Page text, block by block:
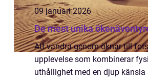
09 januari 2026
De mest unika
Att vandra genom öknar till
upplevelse som kombinerar
uthållighet med en djup känsla